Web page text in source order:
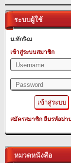
ระบบผู้ใช้
ม.ทักษิณ
เข้าสู่ระบบสมาชิก
สมัครสมาชิก ลืมรหัสผ่า
หมวดหนังสือ